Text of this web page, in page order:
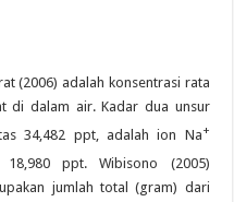
(2006) adalah konsentrasi rata
di dalam air. Kadar dua unsur
34,482 ppt, adalah ion Na+
18,980 ppt. Wibisono (2005)
jumlah total (gram) dari